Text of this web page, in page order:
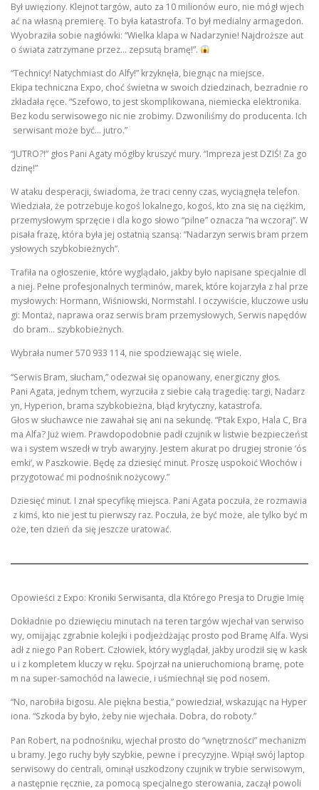
Był uwięziony. Klejnot targów, auto za 10 milionów euro, nie mógł wjech
ać na własną premierę. To była katastrofa. To był medialny armagedon.
Wyobraziła sobie nagłówki: “Wielka klapa w Nadarzynie! Najdroższe aut
o świata zatrzymane przez… zepsutą bramę!”.
“Technicy! Natychmiast do Alfy!” krzyknęła, biegnąc na miejsce.
Ekipa techniczna Expo, choć świetna w swoich dziedzinach, bezradnie ro
zkładała ręce. “Szefowo, to jest skomplikowana, niemiecka elektronika.
Bez kodu serwisowego nic nie zrobimy. Dzwoniliśmy do producenta. Ich
serwisant może być… jutro.”
“JUTRO?!” głos Pani Agaty mógłby kruszyć mury. “Impreza jest DZIŚ! Za go
dzinę!”
W ataku desperacji, świadoma, że traci cenny czas, wyciągnęła telefon.
Wiedziała, że potrzebuje kogoś lokalnego, kogoś, kto zna się na ciężkim,
przemysłowym sprzęcie i dla kogo słowo “pilne” oznacza “na wczoraj”. W
pisała frazę, która była jej ostatnią szansą: “Nadarzyn serwis bram przem
ysłowych szybkobieżnych”.
Trafiła na ogłoszenie, które wyglądało, jakby było napisane specjalnie dl
a niej. Pełne profesjonalnych terminów, marek, które kojarzyła z hal prze
mysłowych: Hormann, Wiśniowski, Normstahl. I oczywiście, kluczowe usłu
gi: Montaż, naprawa oraz serwis bram przemysłowych, Serwis napędów
do bram… szybkobieżnych.
Wybrała numer 570 933 114, nie spodziewając się wiele.
“Serwis Bram, słucham,” odezwał się opanowany, energiczny głos.
Pani Agata, jednym tchem, wyrzuciła z siebie całą tragedię: targi, Nadarz
yn, Hyperion, brama szybkobieżna, błąd krytyczny, katastrofa.
Głos w słuchawce nie zawahał się ani na sekundę. “Ptak Expo, Hala C, Bra
ma Alfa? Już wiem. Prawdopodobnie padł czujnik w listwie bezpieczeńst
wa i system wszedł w tryb awaryjny. Jestem akurat po drugiej stronie ‘ós
emki’, w Paszkowie. Będę za dziesięć minut. Proszę uspokoić Włochów i
przygotować mi podnośnik nożycowy.”
Dziesięć minut. I znał specyfikę miejsca. Pani Agata poczuła, że rozmawia
z kimś, kto nie jest tu pierwszy raz. Poczuła, że być może, ale tylko być m
oże, ten dzień da się jeszcze uratować.
Opowieści z Expo: Kroniki Serwisanta, dla Którego Presja to Drugie Imię
Dokładnie po dziewięciu minutach na teren targów wjechał van serwiso
wy, omijając zgrabnie kolejki i podjeżdżając prosto pod Bramę Alfa. Wysi
adł z niego Pan Robert. Człowiek, który wyglądał, jakby urodził się w kask
u i z kompletem kluczy w ręku. Spojrzał na unieruchomioną bramę, pote
m na super-samochód na lawecie, i uśmiechnął się pod nosem.
“No, narobiła bigosu. Ale piękna bestia,” powiedział, wskazując na Hyper
iona. “Szkoda by było, żeby nie wjechała. Dobra, do roboty.”
Pan Robert, na podnośniku, wjechał prosto do “wnętrzności” mechanizm
u bramy. Jego ruchy były szybkie, pewne i precyzyjne. Wpiął swój laptop
serwisowy do centrali, ominął uszkodzony czujnik w trybie serwisowym,
a następnie ręcznie, za pomocą specjalnego sterowania, zaczął powoli